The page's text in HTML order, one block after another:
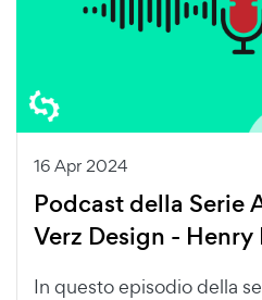
16 Apr 2024
Podcast della Serie
Verz Design - Henry
In questo episodio della